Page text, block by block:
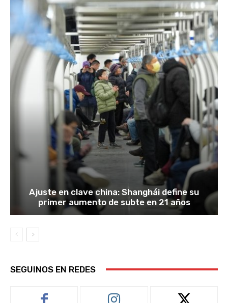
Ajuste en clave china: Shanghái define su
primer aumento de subte en 21 años
SEGUINOS EN REDES